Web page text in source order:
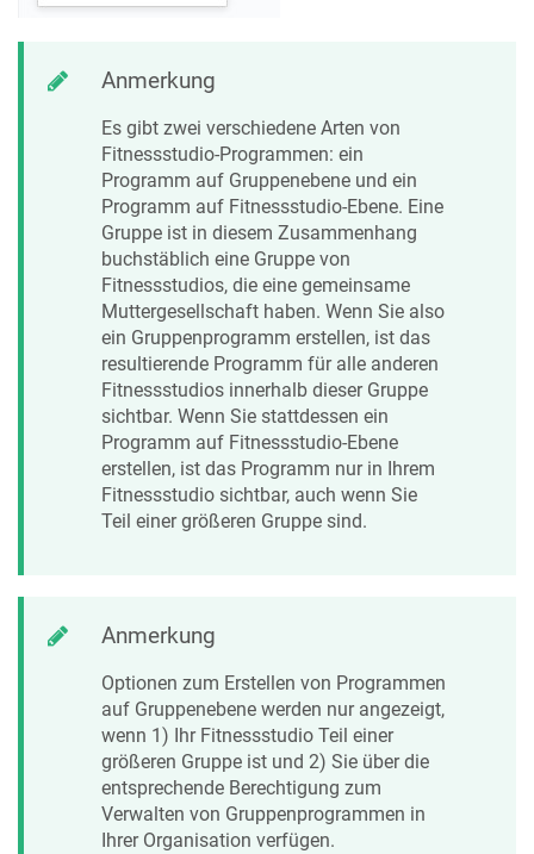
Anmerkung
Es gibt zwei verschiedene Arten von
Fitnessstudio-Programmen: ein
Programm auf Gruppenebene und ein
Programm auf Fitnessstudio-Ebene. Eine
Gruppe ist in diesem Zusammenhang
buchstäblich eine Gruppe von
Fitnessstudios, die eine gemeinsame
Muttergesellschaft haben. Wenn Sie also
ein Gruppenprogramm erstellen, ist das
resultierende Programm für alle anderen
Fitnessstudios innerhalb dieser Gruppe
sichtbar. Wenn Sie stattdessen ein
Programm auf Fitnessstudio-Ebene
erstellen, ist das Programm nur in Ihrem
Fitnessstudio sichtbar, auch wenn Sie
Teil einer größeren Gruppe sind.
Anmerkung
Optionen zum Erstellen von Programmen
auf Gruppenebene werden nur angezeigt,
wenn 1) Ihr Fitnessstudio Teil einer
größeren Gruppe ist und 2) Sie über die
entsprechende Berechtigung zum
Verwalten von Gruppenprogrammen in
Ihrer Organisation verfügen.